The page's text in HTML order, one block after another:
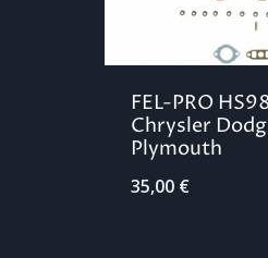
FEL-PRO
Chrysler
Plymouth
35,00 €